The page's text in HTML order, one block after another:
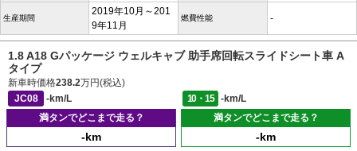
生産期間
2019年10月～201
9年11月
燃費性能 -
1.8 A18 Gパッケージ ウェルキャブ 助手席回転スライドシート車 A
タイプ
新車時価格238.2万円(税込)
JC08
-km/L 10・15
-km/L
満タンでどこまで走る？
-km
満タンでどこまで走る？
-km